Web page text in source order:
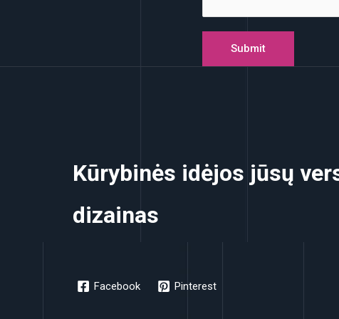
Submit
Kūrybinės idėjos jūsų
dizainas
Facebook Pinterest